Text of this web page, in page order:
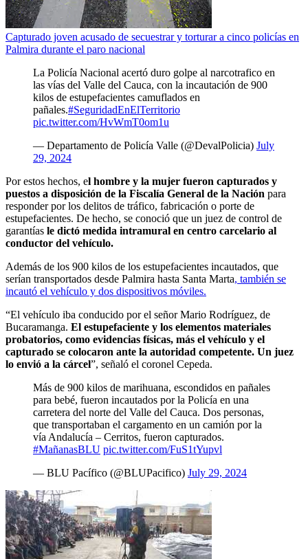
Capturado joven acusado de secuestrar y torturar a cinco policías en
Palmira durante el paro nacional
La Policía Nacional acertó duro golpe al narcotrafico en
las vías del Valle del Cauca, con la incautación de 900
kilos de estupefacientes camuflados en
pañales.#SeguridadEnElTerritorio
pic.twitter.com/HvWmT0om1u
— Departamento de Policía Valle (@DevalPolicia) July
29, 2024
Por estos hechos, el hombre y la mujer fueron capturados y
puestos a disposición de la Fiscalía General de la Nación para
responder por los delitos de tráfico, fabricación o porte de
estupefacientes. De hecho, se conoció que un juez de control de
garantías le dictó medida intramural en centro carcelario al
conductor del vehículo.
Además de los 900 kilos de los estupefacientes incautados, que
serían transportados desde Palmira hasta Santa Marta, también se
incautó el vehículo y dos dispositivos móviles.
“El vehículo iba conducido por el señor Mario Rodríguez, de
Bucaramanga. El estupefaciente y los elementos materiales
probatorios, como evidencias físicas, más el vehículo y el
capturado se colocaron ante la autoridad competente. Un juez
lo envió a la cárcel”, señaló el coronel Cepeda.
Más de 900 kilos de marihuana, escondidos en pañales
para bebé, fueron incautados por la Policía en una
carretera del norte del Valle del Cauca. Dos personas,
que transportaban el cargamento en un camión por la
vía Andalucía – Cerritos, fueron capturados.
#MañanasBLU pic.twitter.com/FuS1tYupvl
— BLU Pacífico (@BLUPacifico) July 29, 2024